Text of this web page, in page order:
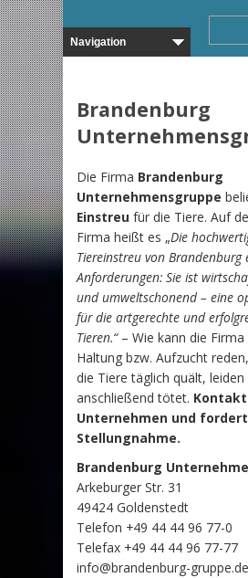
Brandenburg
Die Firma Brandenburg
Unternehmensgruppe
Einstreu für die Tiere. Auf
Firma heißt es „Die
Tiereinstreu von Brandenburg
Anforderungen: Sie ist
und umweltschonend – eine
für die artgerechte und
Tieren.“– Wie kann die
Haltung bzw. Aufzucht
die Tiere täglich quält, leiden
anschließend tötet.
Unternehmen und
Stellungnahme.
Brandenburg
Arkeburger Str. 31
49424 Goldenstedt
Telefon +49 44 44 96 77-0
Telefax +49 44 44 96 77-77
info@brandenburg-gruppe.de